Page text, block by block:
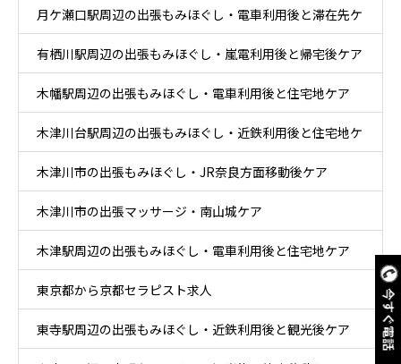
今すぐ電話
月ケ瀬口駅周辺の出張もみほぐし・電車利用後と滞在先ケ
ア
有栖川駅周辺の出張もみほぐし・嵐電利用後と帰宅後ケア
木幡駅周辺の出張もみほぐし・電車利用後と住宅地ケア
木津川台駅周辺の出張もみほぐし・近鉄利用後と住宅地ケ
ア
木津川市の出張もみほぐし・JR奈良方面移動後ケア
木津川市の出張マッサージ・南山城ケア
木津駅周辺の出張もみほぐし・電車利用後と住宅地ケア
東京都から京都セラピスト求人
東寺駅周辺の出張もみほぐし・近鉄利用後と観光後ケア